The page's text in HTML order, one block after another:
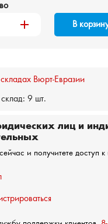
add В
Вюрт-Евразии
9 шт.
лиц и
и получитете доступ